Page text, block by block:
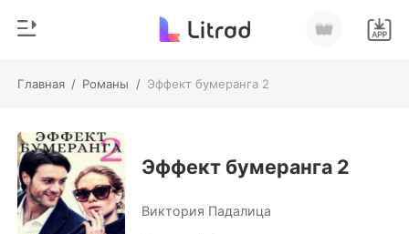
Главная / Романы / Эффект бумеранга 2
Пополнить
История чтения
Жанр
Соврем
Оборотни
Эффект бумеранга 2
Виктория Падалица